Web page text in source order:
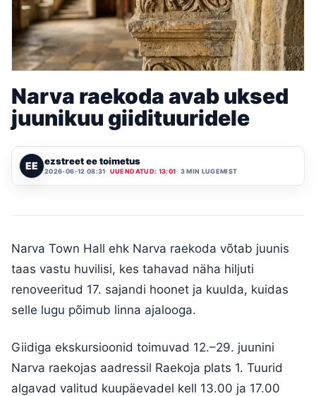
Narva raekoda avab uksed
juunikuu giidituuridele
EE ezstreet ee toimetus
2026-06-12 08:31 UUENDATUD: 13:01 3 MIN LUGEMIST
Narva Town Hall ehk Narva raekoda võtab juunis
taas vastu huvilisi, kes tahavad näha hiljuti
renoveeritud 17. sajandi hoonet ja kuulda, kuidas
selle lugu põimub linna ajalooga.
Giidiga ekskursioonid toimuvad 12.–29. juunini
Narva raekojas aadressil Raekoja plats 1. Tuurid
algavad valitud kuupäevadel kell 13.00 ja 17.00